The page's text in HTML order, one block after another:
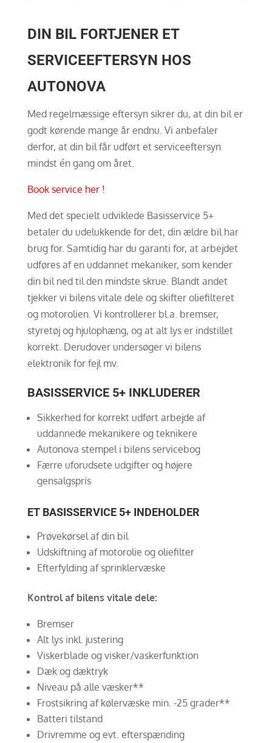
DIN BIL FORTJENER ET
SERVICEEFTERSYN HOS
AUTONOVA
Med regelmæssige eftersyn sikrer du, at din bil er
godt kørende mange år endnu. Vi anbefaler
derfor, at din bil får udført et serviceeftersyn
mindst én gang om året.
Book service her !
Med det specielt udviklede Basisservice 5+
betaler du udelukkende for det, din ældre bil har
brug for. Samtidig har du garanti for, at arbejdet
udføres af en uddannet mekaniker, som kender
din bil ned til den mindste skrue. Blandt andet
tjekker vi bilens vitale dele og skifter oliefilteret
og motorolien. Vi kontrollerer bl.a. bremser,
styretøj og hjulophæng, og at alt lys er indstillet
korrekt. Derudover undersøger vi bilens
elektronik for fejl mv.
BASISSERVICE 5+ INKLUDERER
Sikkerhed for korrekt udført arbejde af
uddannede mekanikere og teknikere
Autonova stempel i bilens servicebog
Færre uforudsete udgifter og højere
gensalgspris
ET BASISSERVICE 5+ INDEHOLDER
Prøvekørsel af din bil
Udskiftning af motorolie og oliefilter
Efterfylding af sprinklervæske
Kontrol af bilens vitale dele:
Bremser
Alt lys inkl. justering
Viskerblade og visker/vaskerfunktion
Dæk og dæktryk
Niveau på alle væsker**
Frostsikring af kølervæske min. -25 grader**
Batteri tilstand
Drivremme og evt. efterspænding